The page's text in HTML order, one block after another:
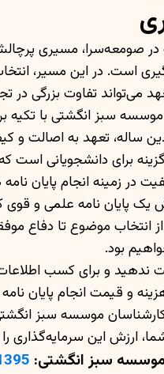
در صومعه‌سرا، مسیری
است. در این مسیر،
تفاوت بزرگی در
موسسه سبز انگشتی با
ساله، تعهد به اصالت و
برای دانشجویانی است
در زمینه انجام پایان
یک پایان نامه علمی و
انتخاب موضوع تا دفاع
بود.
ندهید و برای کسب
و قیمت انجام پایان
موسسه سبز
ارزش این سرمایه‌گذاری را
سبز انگشتی: